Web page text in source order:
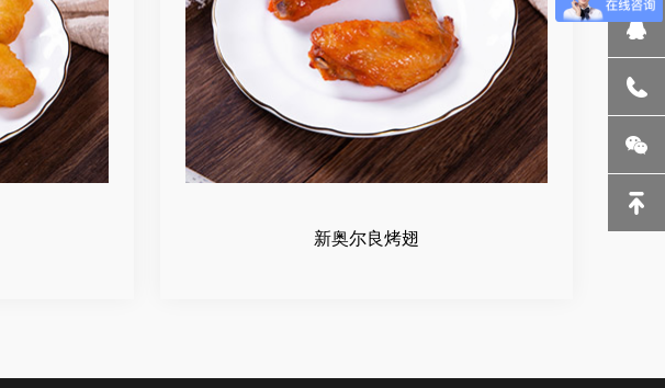
新奥尔良烤翅